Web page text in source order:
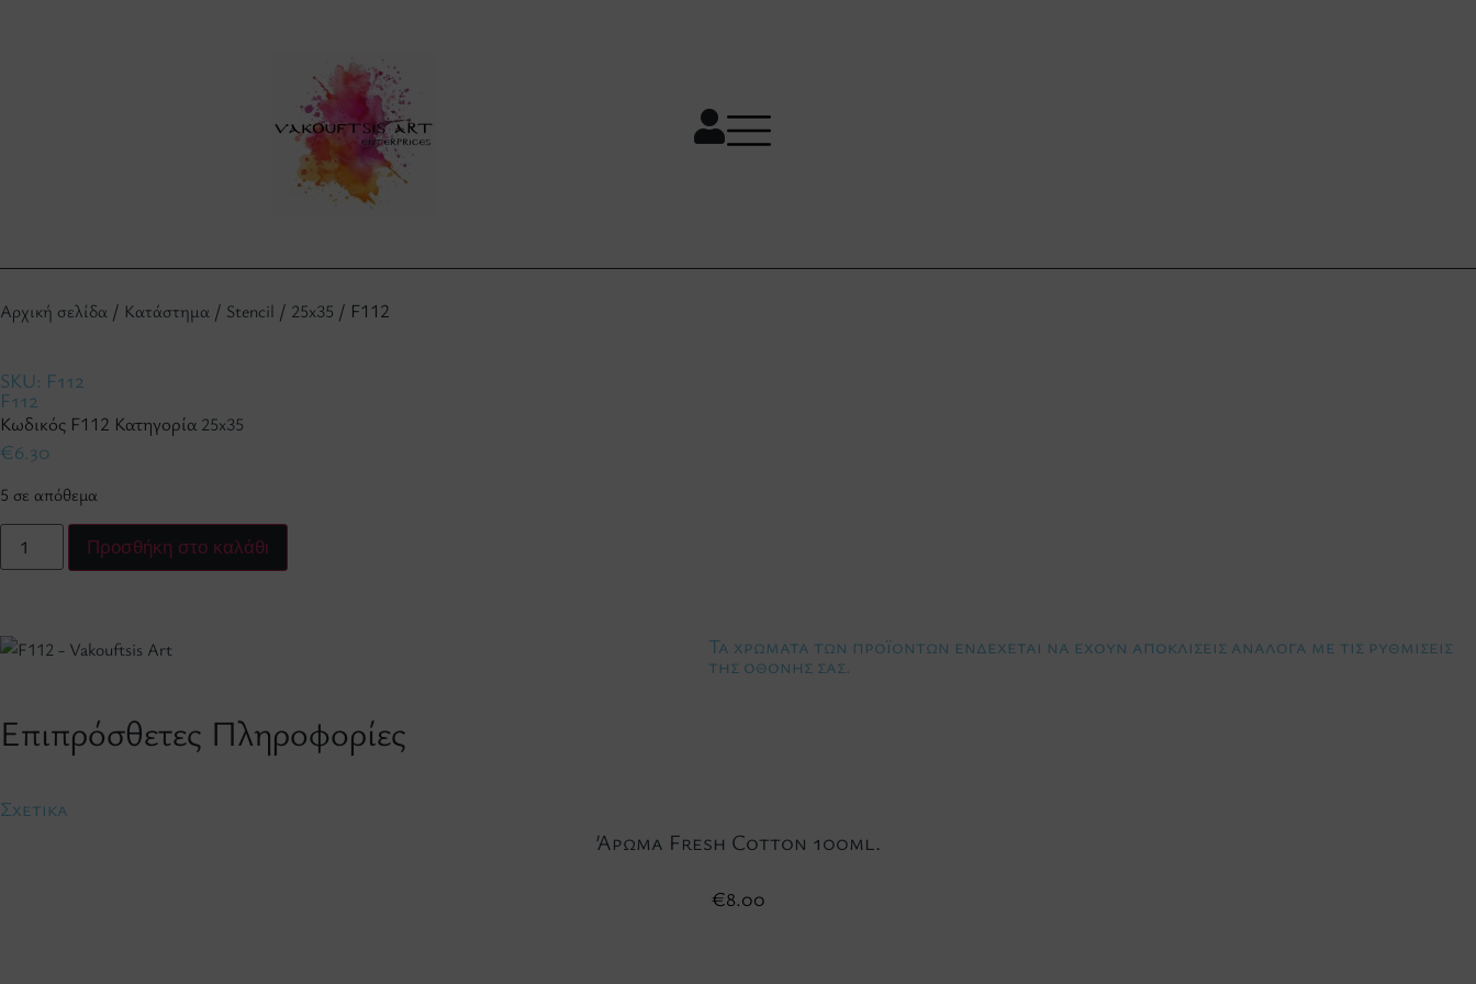
Αρχική σελίδα / Κατάστημα / Stencil / 25x35 / F112
SKU: F112
F112
Κωδικός F112 Κατηγορία 25x35
€6.30
5 σε απόθεμα
Προσθήκη στο καλάθι
Τα χρώματα των προϊόντων ενδέχεται να έχουν αποκλίσεις ανάλογα με τις ρυθμίσεις
της οθόνης σας.
Επιπρόσθετες Πληροφορίες
Σχετικά
Άρωμα Fresh Cotton 100ml.
€8.00